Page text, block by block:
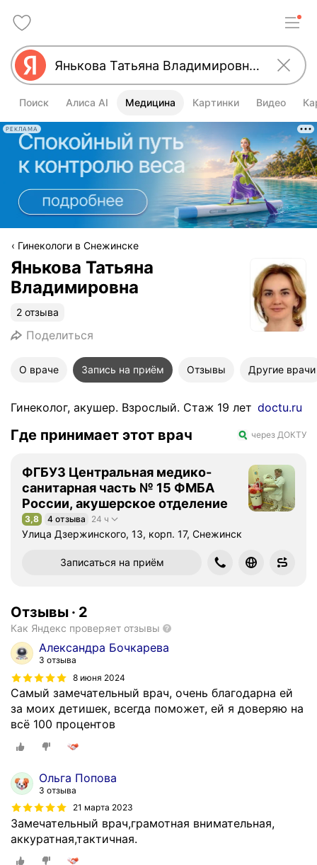
Поиск Алиса AI Медицина Картинки Видео
РЕКЛАМА
Гинекологи в Снежинске
Янькова Татьяна
Владимировна
2 отзыва
Поделиться
О враче Запись на приём Отзывы Другие врачи
Гинеколог, акушер. Взрослый. Стаж 19 лет doctu.ru
Где принимает этот врач через ДОКТУ
ФГБУЗ Центральная медико-
санитарная часть № 15 ФМБА
России, акушерское отделение
Рейтинг 3,8 из 5
3,8 4 отзыва 24 ч
Улица Дзержинского, 13, корп. 17, Снежинск
Записаться на приём
Отзывы · 2
Как Яндекс проверяет отзывы
Александра Бочкарева
3 отзыва
8 июня 2024
Самый замечательный врач, очень благодарна ей
за моих детишек, всегда поможет, ей я доверяю на
всё 100 процентов
Ольга Попова
3 отзыва
21 марта 2023
Замечательный врач,грамотная внимательная,
аккуратная,тактичная.